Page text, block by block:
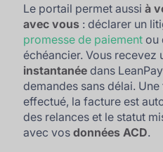
Le portail permet aussià
avec vous : déclarer un
promesse de paiement ou
échéancier. Vous recevez
instantanée dans
demandes sans délai.
effectué, la facture est
des relances et le statut
avec vosdonnées ACD.